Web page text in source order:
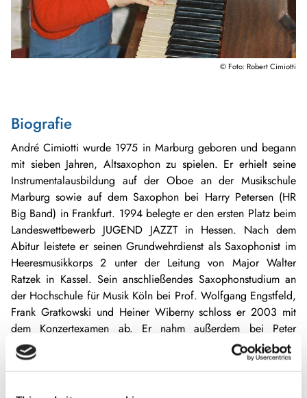
© Foto: Robert Cimiotti
Biografie
André Cimiotti wurde 1975 in Marburg geboren und begann
mit sieben Jahren, Altsaxophon zu spielen. Er erhielt seine
Instrumentalausbildung auf der Oboe an der Musikschule
Marburg sowie auf dem Saxophon bei Harry Petersen (HR
Big Band) in Frankfurt. 1994 belegte er den ersten Platz beim
Landeswettbewerb JUGEND JAZZT in Hessen. Nach dem
Abitur leistete er seinen Grundwehrdienst als Saxophonist im
Heeresmusikkorps 2 unter der Leitung von Major Walter
Ratzek in Kassel. Sein anschließendes Saxophonstudium an
der Hochschule für Musik Köln bei Prof. Wolfgang Engstfeld,
Frank Gratkowski und Heiner Wiberny schloss er 2003 mit
dem Konzertexamen ab. Er nahm außerdem bei Peter
Weniger, Herb Geller, Jeff Clayton und John Ruocco
Unterricht für Saxophon und Improvisation sowie bei Bill
Studiums spielte er als Lead-Altsaxophonist im